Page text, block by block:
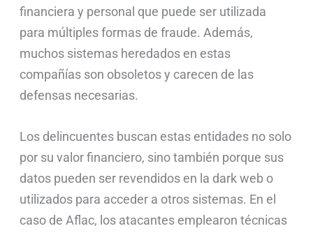
financiera y personal que puede ser utilizada
para múltiples formas de fraude. Además,
muchos sistemas heredados en estas
compañías son obsoletos y carecen de las
defensas necesarias.
Los delincuentes buscan estas entidades no solo
por su valor financiero, sino también porque sus
datos pueden ser revendidos en la dark web o
utilizados para acceder a otros sistemas. En el
caso de Aflac, los atacantes emplearon técnicas